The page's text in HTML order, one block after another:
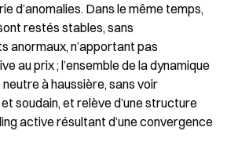
d’anomalies. Dans le même temps,
restés stables, sans
anormaux, n’apportant pas
au prix ; l’ensemble de la dynamique
à haussière, sans voir
soudain, et relève d’une structure
active résultant d’une convergence